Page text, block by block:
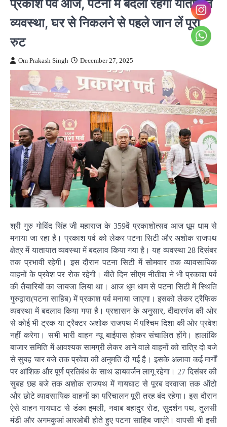
व्यवस्था, घर से निकलने से पहले जान लें पूरा
रुट
Om Prakash Singh December 27, 2025
श्री गुरु गोविंद सिंह जी महाराज के 359वें प्रकाशोत्सव आज धूम धाम से
मनाया जा रहा है। प्रकाश पर्व को लेकर पटना सिटी और अशोक राजपथ
क्षेत्र में यातायात व्यवस्था में बदलाव किया गया है। यह व्यवस्था 28 दिसंबर
तक प्रभावी रहेगी। इस दौरान पटना सिटी में सोमवार तक व्यावसायिक
वाहनों के प्रवेश पर रोक रहेगी। बीते दिन सीएम नीतीश ने भी प्रकाश पर्व
की तैयारियों का जायजा लिया था। आज धूम धाम से पटना सिटी में स्थिति
गुरुद्वारा(पटना साहिब) में प्रकाश पर्व मनाया जाएगा। इसको लेकर ट्रैफिक
व्यवस्था में बदलाव किया गया है। प्रशासन के अनुसार, दीदारगंज की ओर
से कोई भी ट्रक या ट्रैक्टर अशोक राजपथ में पश्चिम दिशा की ओर प्रवेश
नहीं करेगा। सभी भारी वाहन न्यू बाईपास होकर संचालित होंगे। हालांकि
बाजार समिति में आवश्यक सामग्री लेकर आने वाले वाहनों को रात्रि दो बजे
से सुबह चार बजे तक प्रवेश की अनुमति दी गई है। इसके अलावा कई मार्गों
पर आंशिक और पूर्ण प्रतिबंध के साथ डायवर्जन लागू रहेगा। 27 दिसंबर की
सुबह छह बजे तक अशोक राजपथ में गायघाट से पूरब दरवाजा तक ऑटो
और छोटे व्यावसायिक वाहनों का परिचालन पूरी तरह बंद रहेगा। इस दौरान
ऐसे वाहन गायघाट से डंका इमली, नवाब बहादुर रोड, सुदर्शन पथ, तुलसी
मंडी और अगमकुआं आरओबी होते हुए पटना साहिब जाएंगे। वापसी भी इसी